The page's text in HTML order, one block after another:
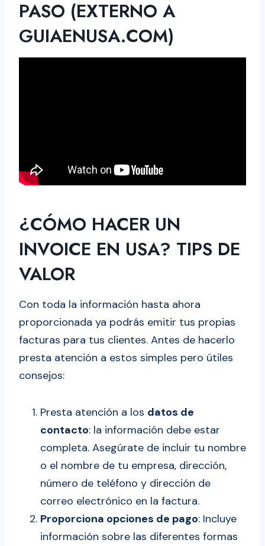
PASO (EXTERNO A
GUIAENUSA.COM)
¿CÓMO HACER UN
INVOICE EN USA? TIPS DE
VALOR
Con toda la información hasta ahora
proporcionada ya podrás emitir tus propias
facturas para tus clientes. Antes de hacerlo
presta atención a estos simples pero útiles
consejos:
Presta atención a los datos de
contacto: la información debe estar
completa. Asegúrate de incluir tu nombre
o el nombre de tu empresa, dirección,
número de teléfono y dirección de
correo electrónico en la factura.
Proporciona opciones de pago: Incluye
información sobre las diferentes formas